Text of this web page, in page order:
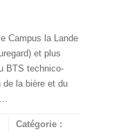
Campus la Lande
et plus
BTS technico-
de la bière et du
Catégorie :